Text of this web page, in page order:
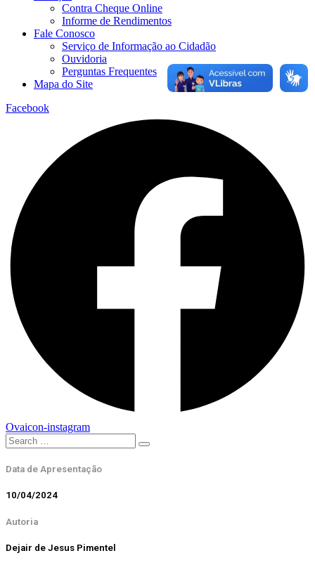
Contra Cheque Online
Informe de Rendimentos
Fale Conosco
Serviço de Informação ao Cidadão
Ouvidoria
Perguntas Frequentes
Mapa do Site
Facebook
Ovaicon-instagram
Data de Apresentação
10/04/2024
Autoria
Dejair de Jesus Pimentel